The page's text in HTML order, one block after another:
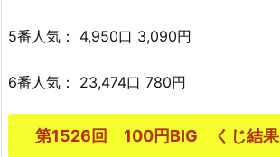
5番人気： 4,950口 3,090円
6番人気： 23,474口 780円
第1526回 100円BIG くじ結果